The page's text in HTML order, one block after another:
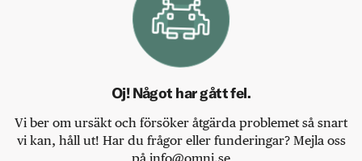
Oj! Något har gått fel.
Vi ber om ursäkt och försöker åtgärda problemet så snart
vi kan, håll ut! Har du frågor eller funderingar? Mejla oss